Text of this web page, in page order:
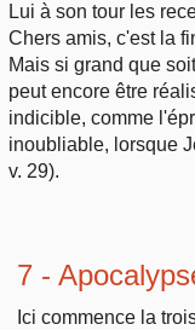
Lui à son tour les
Chers amis, c'est la
Mais si grand que
peut encore être
indicible, comme
inoubliable, lorsque
v. 29).
7 -
Ici commence la